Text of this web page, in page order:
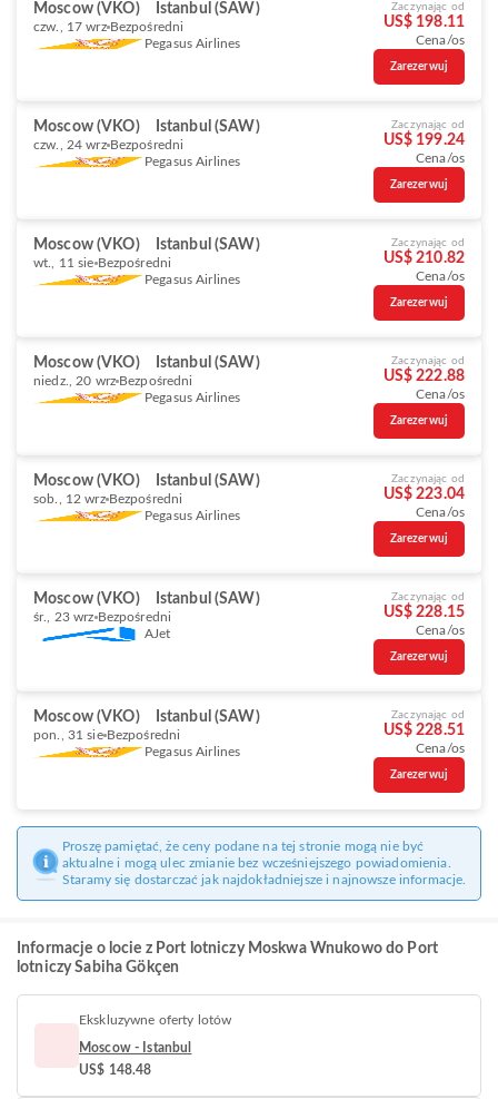
Moscow (VKO) Istanbul (SAW)
czw., 17 wrz Bezpośredni
Pegasus Airlines
Zaczynając od
US$ 198.11
Cena/os
Zarezerwuj
Moscow (VKO) Istanbul (SAW)
czw., 24 wrz Bezpośredni
Pegasus Airlines
Zaczynając od
US$ 199.24
Cena/os
Zarezerwuj
Moscow (VKO) Istanbul (SAW)
wt., 11 sie Bezpośredni
Pegasus Airlines
Zaczynając od
US$ 210.82
Cena/os
Zarezerwuj
Moscow (VKO) Istanbul (SAW)
niedz., 20 wrz Bezpośredni
Pegasus Airlines
Zaczynając od
US$ 222.88
Cena/os
Zarezerwuj
Moscow (VKO) Istanbul (SAW)
sob., 12 wrz Bezpośredni
Pegasus Airlines
Zaczynając od
US$ 223.04
Cena/os
Zarezerwuj
Moscow (VKO) Istanbul (SAW)
śr., 23 wrz Bezpośredni
AJet
Zaczynając od
US$ 228.15
Cena/os
Zarezerwuj
Moscow (VKO) Istanbul (SAW)
pon., 31 sie Bezpośredni
Pegasus Airlines
Zaczynając od
US$ 228.51
Cena/os
Zarezerwuj
Proszę pamiętać, że ceny podane na tej stronie mogą nie być
aktualne i mogą ulec zmianie bez wcześniejszego powiadomienia.
Staramy się dostarczać jak najdokładniejsze i najnowsze informacje.
Informacje o locie z Port lotniczy Moskwa Wnukowo do Port
lotniczy Sabiha Gökçen
Ekskluzywne oferty lotów
Moscow - Istanbul
US$ 148.48